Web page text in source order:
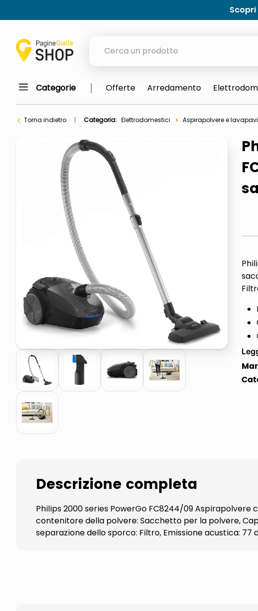
meme
elenco
ombrelloni
italia independent occhiali sole 0703
lucidatrice pavimenti
pattumiera raccolta differenziata
elenco telefonico
faro solare
Categorie Offerte Arredamento
Torna indietro Categoria: Elettrodomestici Aspirapolvere e
Descrizione completa
Philips 2000 series PowerGo FC8244/09 Aspirapolvere
contenitore della polvere: Sacchetto per la polvere,
separazione dello sporco: Filtro, Emissione acustica: 77